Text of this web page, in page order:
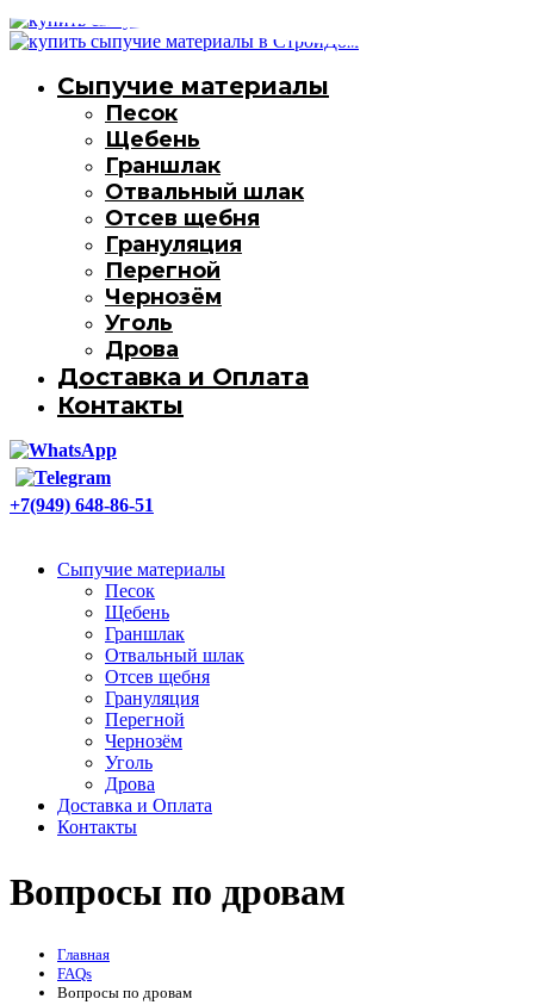
Сыпучие материалы
Песок
Щебень
Граншлак
Отвальный шлак
Отсев щебня
Грануляция
Перегной
Чернозём
Уголь
Дрова
Доставка и Оплата
Контакты
+7(949) 648-86-51
Сыпучие материалы
Песок
Щебень
Граншлак
Отвальный шлак
Отсев щебня
Грануляция
Перегной
Чернозём
Уголь
Дрова
Доставка и Оплата
Контакты
Вопросы по дровам
Главная
FAQs
Вопросы по дровам